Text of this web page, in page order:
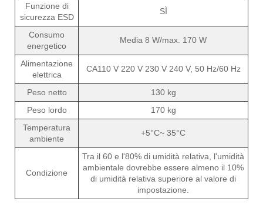
Funzione di
sicurezza ESD
SÌ
Consumo
energetico
Media 8 W/max. 170 W
Alimentazione
elettrica
CA110 V 220 V 230 V 240 V, 50 Hz/60 Hz
Peso netto
130 kg
Peso lordo
170 kg
Temperatura
ambiente
+5°C~ 35°C
Condizione
Tra il 60 e l'80% di umidità relativa, l'umidità
ambientale dovrebbe essere almeno il 10%
di umidità relativa superiore al valore di
impostazione.